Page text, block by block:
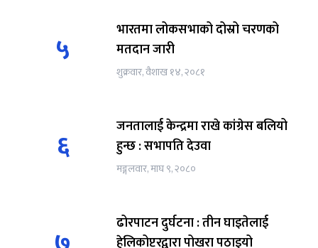
५
भारतमा लोकसभाको दोस्रो चरणको
मतदान जारी
शुक्रवार, वैशाख १४, २०८१
६
जनतालाई केन्द्रमा राखे कांग्रेस बलियो
हुन्छ : सभापति देउवा
मङ्गलवार, माघ ९, २०८०
ढोरपाटन दुर्घटना : तीन घाइतेलाई
हेलिकोप्टरद्वारा पोखरा पठाइयो